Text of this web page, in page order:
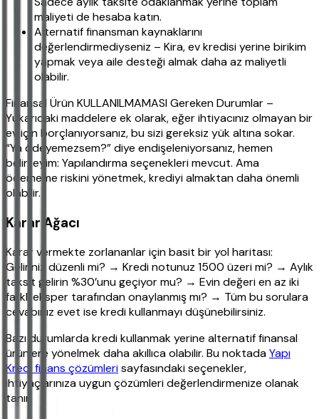
maliyeti de hesaba katın.
Alternatif finansman kaynaklarını
değerlendirmediyseniz – Kira, ev kredisi yerine birikim
yapmak veya aile desteği almak daha az maliyetli
olabilir.
Finansal Ürün KULLANILMAMASI Gereken Durumlar –
Yukarıdaki maddelere ek olarak, eğer ihtiyacınız olmayan bir
ev için borçlanıyorsanız, bu sizi gereksiz yük altına sokar.
“Ya ödeyemezsem?” diye endişeleniyorsanız, hemen
belirteyim: Yapılandırma seçenekleri mevcut. Ama
ödememe riskini yönetmek, krediyi almaktan daha önemli
olabilir.
Karar Ağacı
Karar vermekte zorlananlar için basit bir yol haritası:
Geliriniz düzenli mi? → Kredi notunuz 1500 üzeri mi? → Aylık
taksit gelirin %30’unu geçiyor mu? → Evin değeri en az iki
farklı eksper tarafından onaylanmış mı? → Tüm bu sorulara
cevabınız evet ise kredi kullanmayı düşünebilirsiniz.
Bazı durumlarda kredi kullanmak yerine alternatif finansal
ürünlere yönelmek daha akıllıca olabilir. Bu noktadaYapı
Kredi finans çözümlerisayfasındaki seçenekler,
ihtiyaçlarınıza uygun çözümleri değerlendirmenize olanak
tanır.